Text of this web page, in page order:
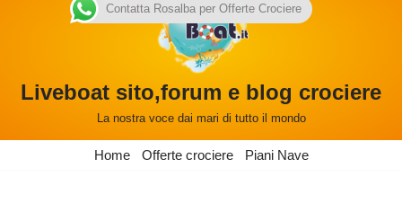
Liveboat sito,forum e blog crociere
La nostra voce dai mari di tutto il mondo
Home Offerte crociere Piani Nave
Contatta Rosalba per Offerte Crociere